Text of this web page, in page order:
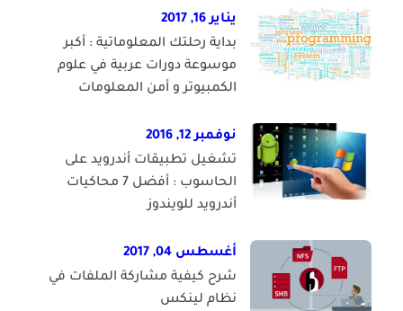
يناير 16, 2017
بداية رحلتك المعلوماتية : أكبر
موسوعة دورات عربية في علوم
الكمبيوتر و أمن المعلومات
نوفمبر 12, 2016
تشغيل تطبيقات أندرويد على
الحاسوب : أفضل 7 محاكيات
أندرويد للويندوز
أغسطس 04, 2017
شرح كيفية مشاركة الملفات في
نظام لينكس